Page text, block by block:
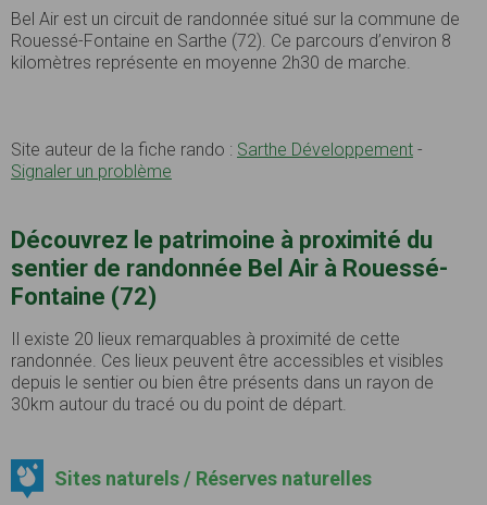
Bel Air est un circuit de randonnée situé sur la commune de
Rouessé-Fontaine en Sarthe (72). Ce parcours d’environ 8
kilomètres représente en moyenne 2h30 de marche.
Site auteur de la fiche rando : Sarthe Développement -
Signaler un problème
Découvrez le patrimoine à proximité du
sentier de randonnée Bel Air à Rouessé-
Fontaine (72)
Il existe 20 lieux remarquables à proximité de cette
randonnée. Ces lieux peuvent être accessibles et visibles
depuis le sentier ou bien être présents dans un rayon de
30km autour du tracé ou du point de départ.
Sites naturels / Réserves naturelles